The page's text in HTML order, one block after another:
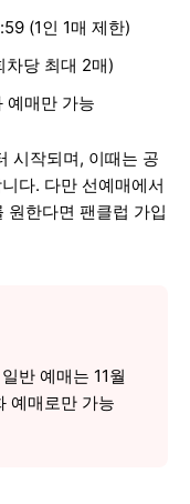
(1인 1매 제한)
차당 최대 2매)
예매만 가능
시작되며, 이때는 공
다. 다만 선예매에서
원한다면 팬클럽 가입
반 예매는 11월
예매로만 가능